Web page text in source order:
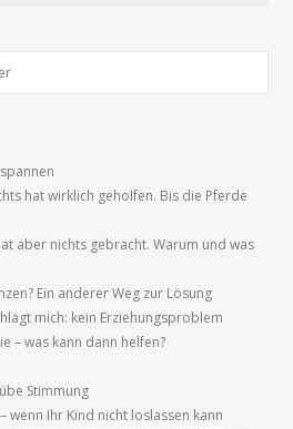
hat wirklich geholfen. Bis die Pferde
aber nichts gebracht. Warum und was
Ein anderer Weg zur Lösung
mich: kein Erziehungsproblem
– was kann dann helfen?
Stimmung
wenn Ihr Kind nicht loslassen kann